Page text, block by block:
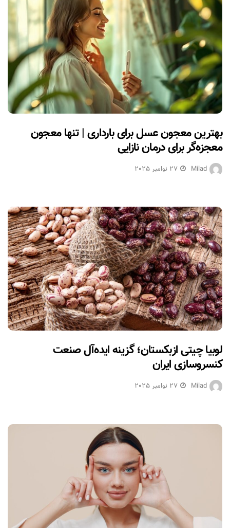
بهترین معجون عسل برای بارداری | تنها معجون
معجزه‌گر برای درمان نازایی
Milad 27 نوامبر 2025
لوبیا چیتی ازبکستان؛ گزینه ایده‌آل صنعت
کنسروسازی ایران
Milad 27 نوامبر 2025